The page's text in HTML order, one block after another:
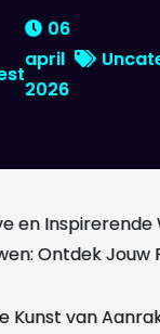
06
april
2026
en Inspirerende
Ontdek Jouw
Kunst van